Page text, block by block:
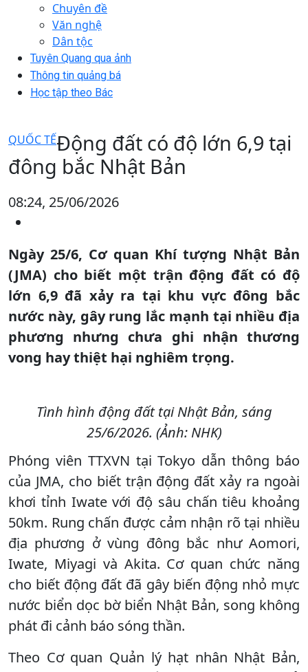
Chuyên đề
Văn nghệ
Dân tộc
Tuyên Quang qua ảnh
Thông tin quảng bá
Học tập theo Bác
QUỐC TẾĐộng đất có độ lớn 6,9 tại
đông bắc Nhật Bản
08:24, 25/06/2026
Ngày 25/6, Cơ quan Khí tượng Nhật Bản
(JMA) cho biết một trận động đất có độ
lớn 6,9 đã xảy ra tại khu vực đông bắc
nước này, gây rung lắc mạnh tại nhiều địa
phương nhưng chưa ghi nhận thương
vong hay thiệt hại nghiêm trọng.
Tình hình động đất tại Nhật Bản, sáng
25/6/2026. (Ảnh: NHK)
Phóng viên TTXVN tại Tokyo dẫn thông báo
của JMA, cho biết trận động đất xảy ra ngoài
khơi tỉnh Iwate với độ sâu chấn tiêu khoảng
50km. Rung chấn được cảm nhận rõ tại nhiều
địa phương ở vùng đông bắc như Aomori,
Iwate, Miyagi và Akita. Cơ quan chức năng
cho biết động đất đã gây biến động nhỏ mực
nước biển dọc bờ biển Nhật Bản, song không
phát đi cảnh báo sóng thần.
Theo Cơ quan Quản lý hạt nhân Nhật Bản,